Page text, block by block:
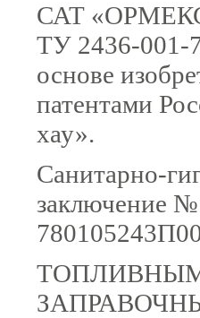
САТ
ТУ 2436-001-
основе
патентами
хау».
Санитарно-
заключение №